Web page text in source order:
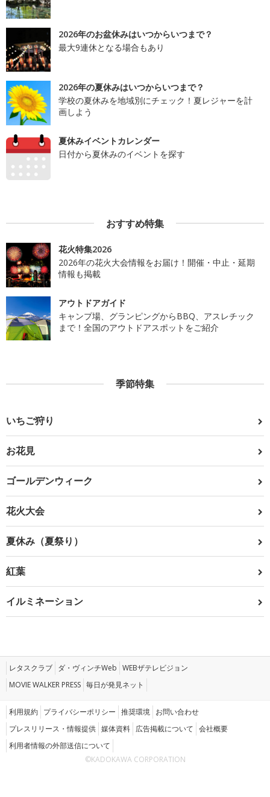
2026年のお盆休みはいつからいつまで？
最大9連休となる場合もあり
2026年の夏休みはいつからいつまで？
学校の夏休みを地域別にチェック！夏レジャーを計
画しよう
夏休みイベントカレンダー
日付から夏休みのイベントを探す
おすすめ特集
花火特集2026
2026年の花火大会情報をお届け！開催・中止・延期
情報も掲載
アウトドアガイド
キャンプ場、グランピングからBBQ、アスレチック
まで！全国のアウトドアスポットをご紹介
季節特集
いちご狩り
お花見
ゴールデンウィーク
花火大会
夏休み（夏祭り）
紅葉
イルミネーション
レタスクラブ ダ・ヴィンチWeb WEBザテレビジョン
MOVIE WALKER PRESS 毎日が発見ネット
利用規約 プライバシーポリシー 推奨環境 お問い合わせ
プレスリリース・情報提供 媒体資料 広告掲載について 会社概要
利用者情報の外部送信について
©KADOKAWA CORPORATION